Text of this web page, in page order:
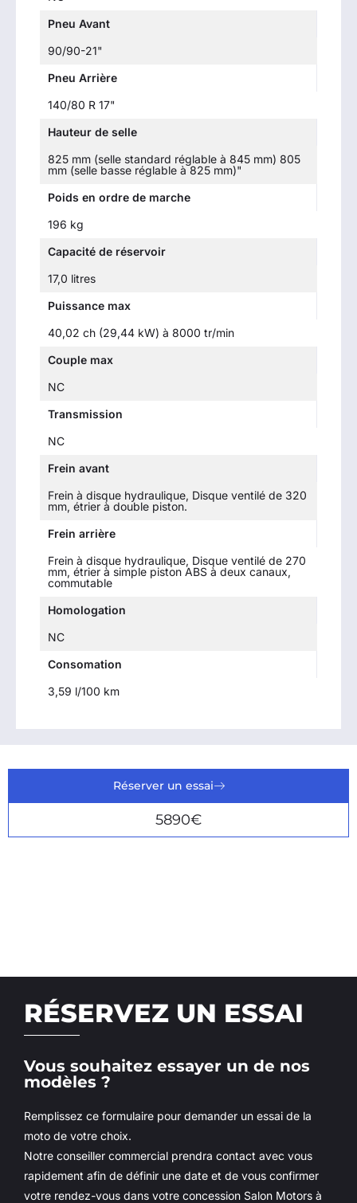
Pneu Avant
90/90-21"
Pneu Arrière
140/80 R 17"
Hauteur de selle
825 mm (selle standard réglable à 845 mm) 805
mm (selle basse réglable à 825 mm)"
Poids en ordre de marche
196 kg
Capacité de réservoir
17,0 litres
Puissance max
40,02 ch (29,44 kW) à 8000 tr/min
Couple max
NC
Transmission
NC
Frein avant
Frein à disque hydraulique, Disque ventilé de 320
mm, étrier à double piston.
Frein arrière
Frein à disque hydraulique, Disque ventilé de 270
mm, étrier à simple piston ABS à deux canaux,
commutable
Homologation
NC
Consomation
3,59 l/100 km
Réserver un essai
5890€
RÉSERVEZ UN ESSAI
Vous souhaitez essayer un de nos
modèles ?
Remplissez ce formulaire pour demander un essai de la
moto de votre choix.
Notre conseiller commercial prendra contact avec vous
rapidement afin de définir une date et de vous confirmer
votre rendez-vous dans votre concession Salon Motors à